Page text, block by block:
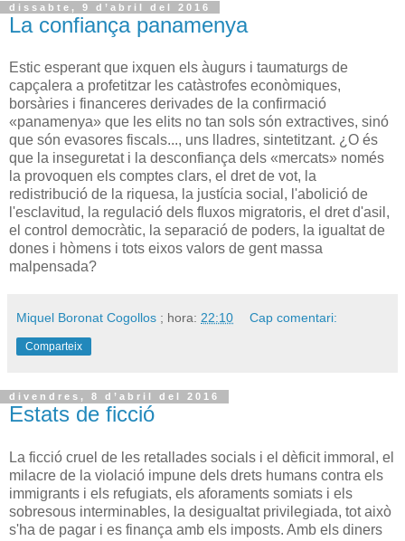
dissabte, 9 d’abril del 2016
La confiança panamenya
Estic esperant que ixquen els àugurs i taumaturgs de
capçalera a profetitzar les catàstrofes econòmiques,
borsàries i financeres derivades de la confirmació
«panamenya» que les elits no tan sols són extractives, sinó
que són evasores fiscals..., uns lladres, sintetitzant. ¿O és
que la inseguretat i la desconfiança dels «mercats» només
la provoquen els comptes clars, el dret de vot, la
redistribució de la riquesa, la justícia social, l'abolició de
l'esclavitud, la regulació dels fluxos migratoris, el dret d'asil,
el control democràtic, la separació de poders, la igualtat de
dones i hòmens i tots eixos valors de gent massa
malpensada?
Miquel Boronat Cogollos ; hora: 22:10 Cap comentari:
Comparteix
divendres, 8 d’abril del 2016
Estats de ficció
La ficció cruel de les retallades socials i el dèficit immoral, el
milacre de la violació impune dels drets humans contra els
immigrants i els refugiats, els aforaments somiats i els
sobresous interminables, la desigualtat privilegiada, tot això
s'ha de pagar i es finança amb els imposts. Amb els diners